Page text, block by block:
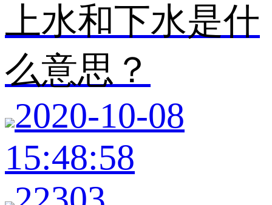
上水和下水是什
么意思？
2020-10-08
15:48:58